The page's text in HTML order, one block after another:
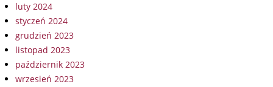
luty 2024
styczeń 2024
grudzień 2023
listopad 2023
październik 2023
wrzesień 2023